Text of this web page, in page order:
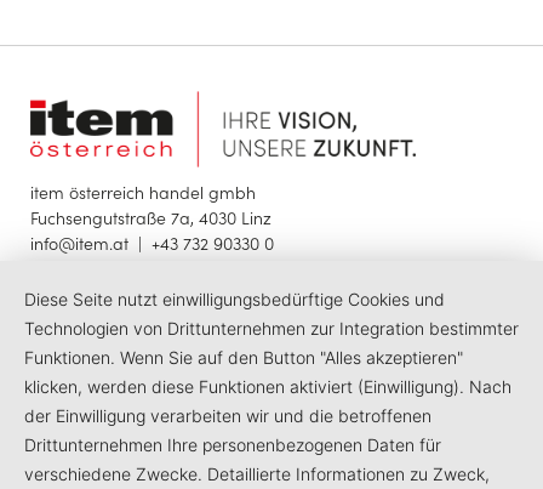
item österreich handel gmbh
Fuchsengutstraße 7a, 4030 Linz
info@item.at | +43 732 90330 0
© 2025 item österreich handel gmbh
Impressum
Datenschutzerklärung Barrierefreiheit
LinkedIn Facebook Instagram
Diese Seite nutzt einwilligungsbedürftige Cookies und
Technologien von Drittunternehmen zur Integration bestimmter
Funktionen. Wenn Sie auf den Button "Alles akzeptieren"
klicken, werden diese Funktionen aktiviert (Einwilligung). Nach
der Einwilligung verarbeiten wir und die betroffenen
Drittunternehmen Ihre personenbezogenen Daten für
verschiedene Zwecke. Detaillierte Informationen zu Zweck,